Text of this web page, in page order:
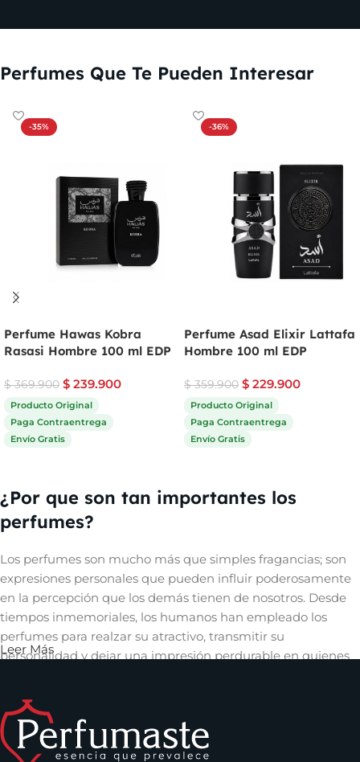
Perfumes Que Te Pueden Interesar
-35%
Perfume Hawas Kobra
Rasasi Hombre 100 ml EDP
$369.900 $ 239.900
Producto Original
Paga Contraentrega
Envío Gratis
-36%
Perfume Asad Elixir Lattafa
Hombre 100 ml EDP
$359.900 $ 229.900
Producto Original
Paga Contraentrega
Envío Gratis
¿Por que son tan importantes los
perfumes?
Los perfumes son mucho más que simples fragancias; son
expresiones personales que pueden influir poderosamente
en la percepción que los demás tienen de nosotros. Desde
tiempos inmemoriales, los humanos han empleado los
perfumes para realzar su atractivo, transmitir su
personalidad y dejar una impresión perdurable en quienes
quienes nos rodean, convirtiéndose así en una herramienta
invaluable en el arte de la comunicación no verbal y en la
construcción de relaciones significativas.
Leer Más